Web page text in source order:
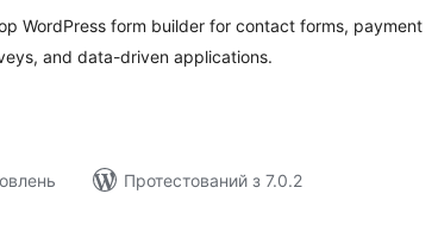
WordPress form builder for contact forms, payment
and data-driven applications.
Протестований з 7.0.2